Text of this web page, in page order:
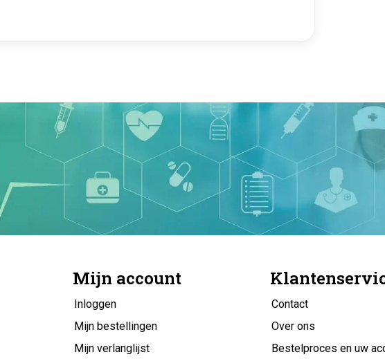
Mijn account
Inloggen
Mijn bestellingen
Mijn verlanglijst
Contact
Over ons
Bestelproces en uw